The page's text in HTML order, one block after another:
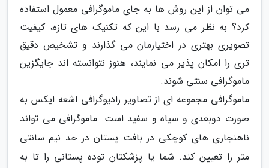
می توان از این روش ها به جای ماموگرافی معمول استفاده
کرد؟ به نظر می رسد با این که تکنیک های تازه، کیفیت
تصویری بهتری در اختیارمان می گذارند و تشخیص دقیق
تری را امکان پذیر می نمایند، هنوز نتوانسته اند جایگزین
ماموگرافی سنتی شوند.
ماموگرافی مجموعه ای از تصاویر رادیوگرافی اشعه ایکس به
صورت دوبعدی و سیاه و سفید است. ماموگرافی می تواند
ناهنجاری های کوچکی در بافت پستان در حد نیم سانتی
متر را تعیین کند. شما یا پزشکتان توده پستانی را تا به